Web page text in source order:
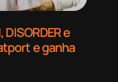
DISORDER e
e ganha